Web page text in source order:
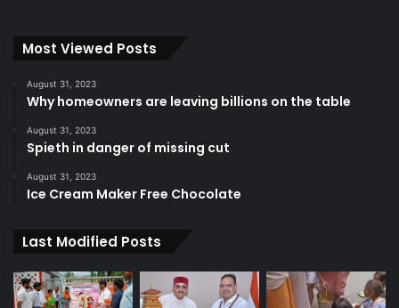
Most Viewed Posts
August 31, 2023
Why homeowners are leaving billions on the table
August 31, 2023
Spieth in danger of missing cut
August 31, 2023
Ice Cream Maker Free Chocolate
Last Modified Posts